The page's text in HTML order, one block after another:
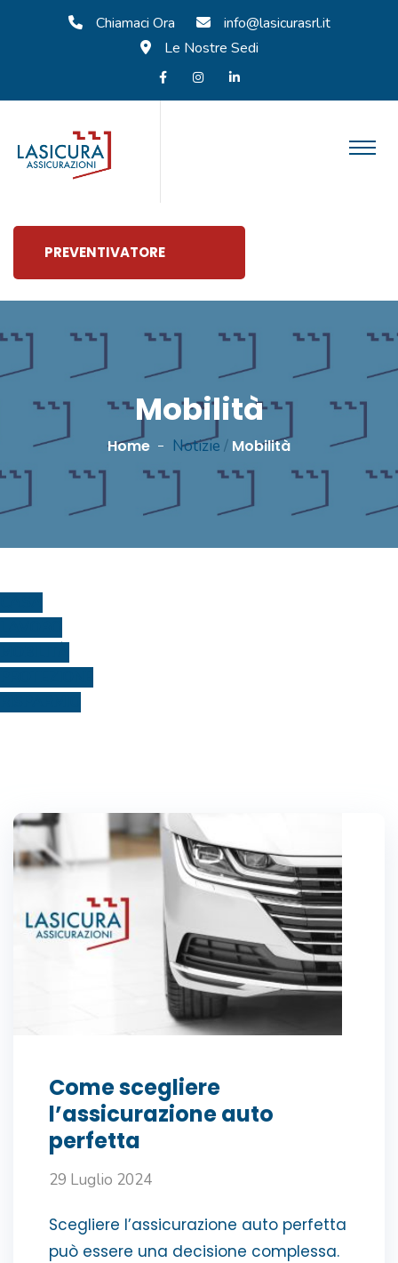
Chiamaci Ora
info@lasicurasrl.it
Le Nostre Sedi
PREVENTIVATORE
Mobilità
Home Notizie / Mobilità
Come scegliere
l’assicurazione auto
perfetta
29 Luglio 2024
Scegliere l’assicurazione auto perfetta
può essere una decisione complessa.